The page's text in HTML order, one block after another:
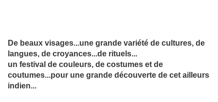
De beaux visages...une grande variété de cultures, de
langues, de croyances...de rituels...
un festival de couleurs, de costumes et de
coutumes...pour une grande découverte de cet ailleurs
indien...